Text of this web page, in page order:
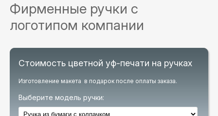
Фирменные ручки с
логотипом компании
Стоимость цветной уф-печати на ручках
Изготовление макета в подарок после оплаты заказа.
Выберите модель ручки: